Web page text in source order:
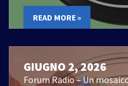
READ MORE »
GIUGNO 2, 2026
Forum Radio – Un